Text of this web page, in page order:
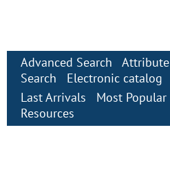
Advanced Search
Attribute
Search
Electronic сatalog
Last Arrivals
Most Popular
Resources